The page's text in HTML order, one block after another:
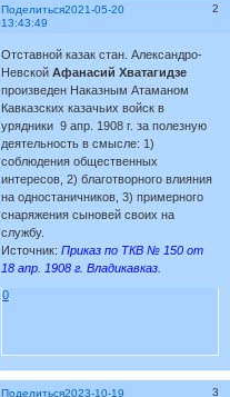
Поделиться 2
2021-05-20
13:43:49
Отставной казак стан. Александро-
НевскойАфанасий Хватагидзе
произведен Наказным Атаманом
Кавказских казачьих войск в
урядники 9 апр. 1908 г. за полезную
деятельность в смысле: 1)
соблюдения общественных
интересов, 2) благотворного влияния
на одностаничников, 3) примерного
снаряжения сыновей своих на
службу.
Источник:Приказ по ТКВ № 150 от
18 апр. 1908 г. Владикавказ.
0
Поделиться 3
2023-10-19